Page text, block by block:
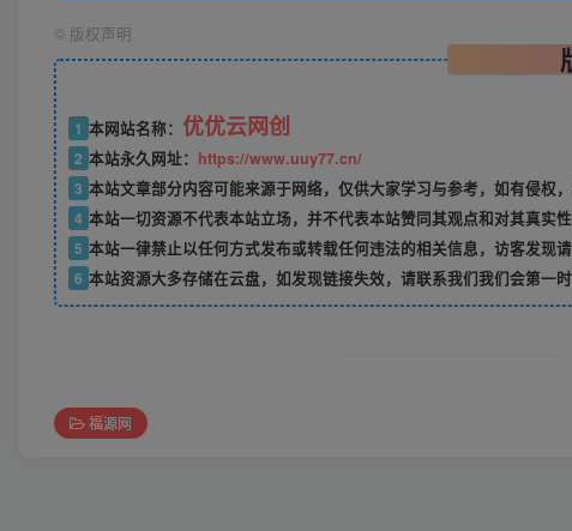
© 版权声明
1 本网站名称： 优优云网创
2 本站永久网址： https://www.uuy77.cn/
3 本站文章部分内容可能来源于网络，仅供大家学习与参考，如有侵权
4 本站一切资源不代表本站立场，并不代表本站赞同其观点和对其真实性
5 本站一律禁止以任何方式发布或转载任何违法的相关信息，访客发现
6 本站资源大多存储在云盘，如发现链接失效，请联系我们我们会第一时
福源网